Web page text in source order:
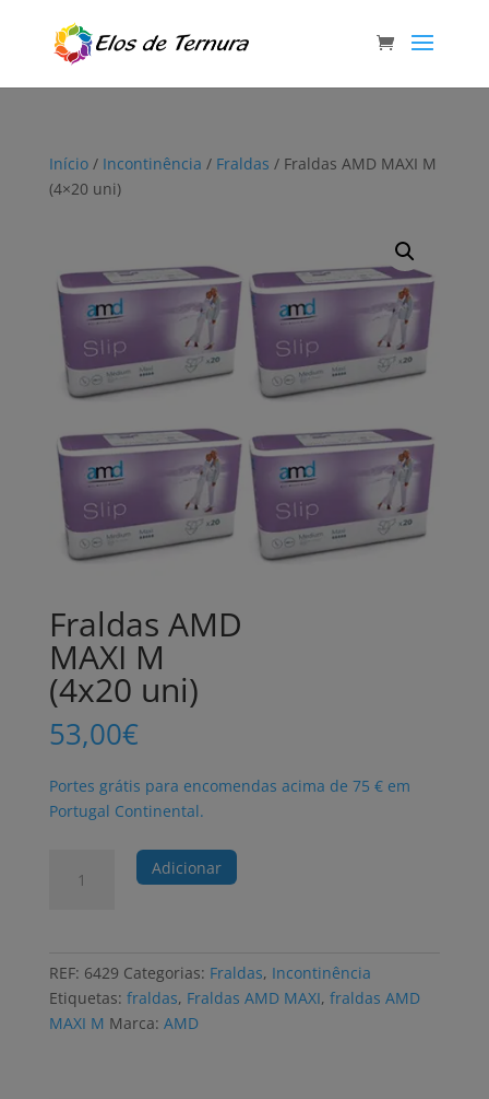
Início/ Incontinência / Fraldas / Fraldas AMD MAXI M
(4×20 uni)
Fraldas AMD
MAXI M
(4x20 uni)
53,00€
Portes grátis para encomendas acima de 75 € em
Portugal Continental.
(4x20
Adicionar
REF: 6429 Categorias: Fraldas, Incontinência
Etiquetas: fraldas, Fraldas AMD MAXI, fraldas AMD
MAXI M Marca: AMD